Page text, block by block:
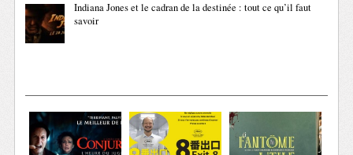
Indiana Jones et le cadran de la destinée : tout ce qu’il faut
savoir